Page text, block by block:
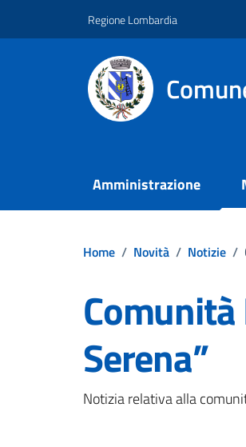
Regione Lombardia
Amministrazione
Home / Novità / Notizie /
Comunità
Serena”
Dettagli
Notizia relativa alla